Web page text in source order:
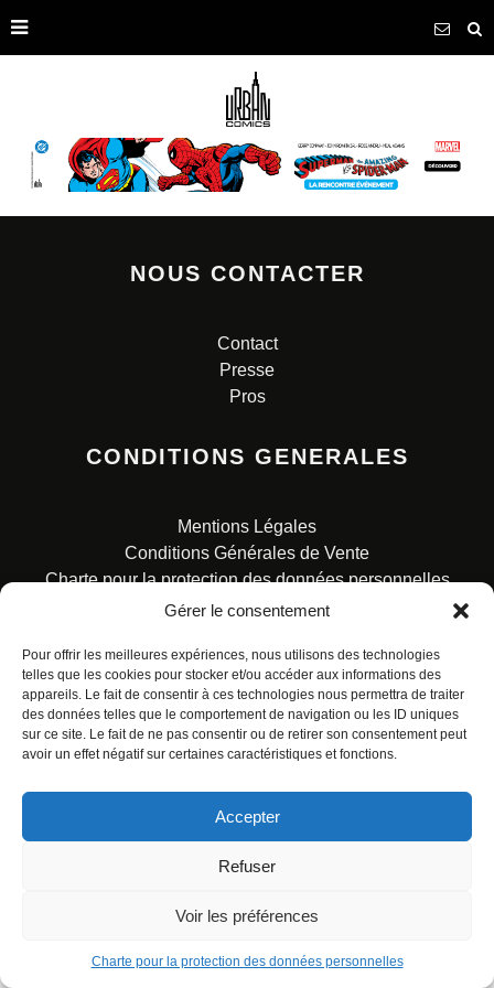
Gérer le consentement
Pour offrir les meilleures expériences, nous utilisons des technologies
telles que les cookies pour stocker et/ou accéder aux informations des
appareils. Le fait de consentir à ces technologies nous permettra de traiter
des données telles que le comportement de navigation ou les ID uniques
sur ce site. Le fait de ne pas consentir ou de retirer son consentement peut
avoir un effet négatif sur certaines caractéristiques et fonctions.
Accepter
Refuser
Voir les préférences
Charte pour la protection des données personnelles
NOUS CONTACTER
Contact
Presse
Pros
CONDITIONS GENERALES
Mentions Légales
Conditions Générales de Vente
Charte pour la protection des données personnelles
© ALL RIGHTS RESERVED. URBAN COMICS POUR LES
ÉDITIONS FRANÇAISES.